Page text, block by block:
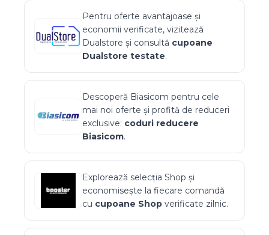
Pentru oferte avantajoase și
economii verificate, vizitează
Dualstore și consultă cupoane
Dualstore testate.
Descoperă Biasicom pentru cele
mai noi oferte și profită de reduceri
exclusive: coduri reducere
Biasicom.
Explorează selecția Shop și
economisește la fiecare comandă
cu cupoane Shop verificate zilnic.